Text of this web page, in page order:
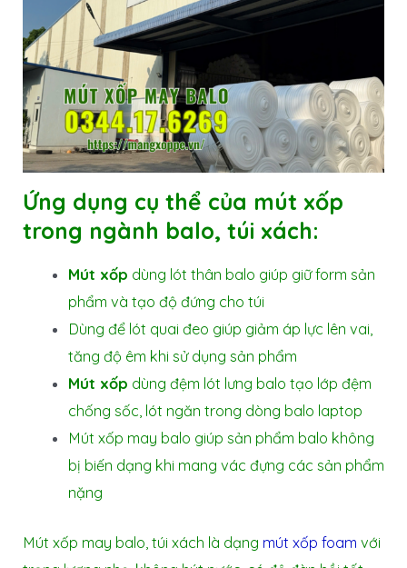
Ứng dụng cụ thể của mút xốp
trong ngành balo, túi xách:
Mút xốp dùng lót thân balo giúp giữ form sản
phẩm và tạo độ đứng cho túi
Dùng để lót quai đeo giúp giảm áp lực lên vai,
tăng độ êm khi sử dụng sản phẩm
Mút xốp dùng đệm lót lưng balo tạo lớp đệm
chống sốc, lót ngăn trong dòng balo laptop
Mút xốp may balo giúp sản phẩm balo không
bị biến dạng khi mang vác đựng các sản phẩm
nặng
Mút xốp may balo, túi xách là dạng mút xốp foam với